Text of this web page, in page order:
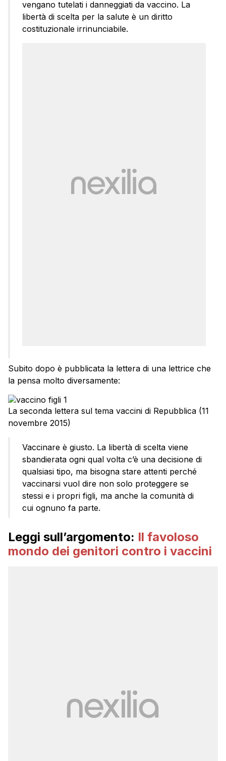
vengano tutelati i danneggiati da vaccino. La
libertà di scelta per la salute è un diritto
costituzionale irrinunciabile.
Subito dopo è pubblicata la lettera di una lettrice che
la pensa molto diversamente:
La seconda lettera sul tema vaccini di Repubblica (11
novembre 2015)
Vaccinare è giusto. La libertà di scelta viene
sbandierata ogni qual volta c’è una decisione di
qualsiasi tipo, ma bisogna stare attenti perché
vaccinarsi vuol dire non solo proteggere se
stessi e i propri figli, ma anche la comunità di
cui ognuno fa parte.
Leggi sull’argomento: Il favoloso
mondo dei genitori contro i vaccini